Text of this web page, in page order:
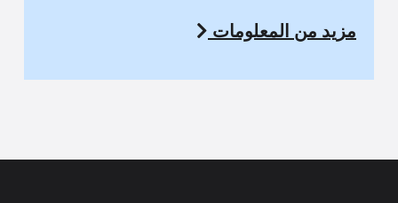
مزيد من المعلومات